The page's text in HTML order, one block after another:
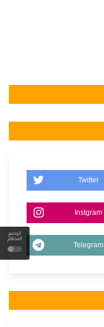
الوضع
المظلم
Twitter
Instgram
Telegram